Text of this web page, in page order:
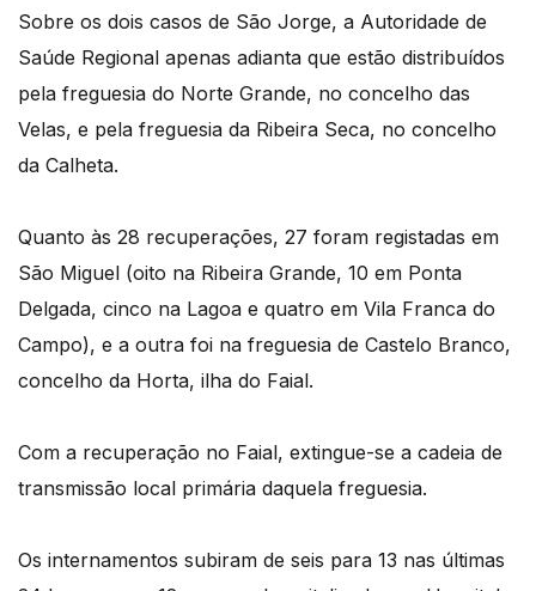
Sobre os dois casos de São Jorge, a Autoridade de
Saúde Regional apenas adianta que estão distribuídos
pela freguesia do Norte Grande, no concelho das
Velas, e pela freguesia da Ribeira Seca, no concelho
da Calheta.
Quanto às 28 recuperações, 27 foram registadas em
São Miguel (oito na Ribeira Grande, 10 em Ponta
Delgada, cinco na Lagoa e quatro em Vila Franca do
Campo), e a outra foi na freguesia de Castelo Branco,
concelho da Horta, ilha do Faial.
Com a recuperação no Faial, extingue-se a cadeia de
transmissão local primária daquela freguesia.
Os internamentos subiram de seis para 13 nas últimas